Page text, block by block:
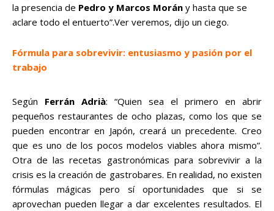
la presencia de Pedro y Marcos Morán y hasta que se
aclare todo el entuerto”.Ver veremos, dijo un ciego.
Fórmula para sobrevivir: entusiasmo y pasión por el
trabajo
Según Ferrán Adrià: “Quien sea el primero en abrir
pequeños restaurantes de ocho plazas, como los que se
pueden encontrar en Japón, creará un precedente. Creo
que es uno de los pocos modelos viables ahora mismo”.
Otra de las recetas gastronómicas para sobrevivir a la
crisis es la creación de gastrobares. En realidad, no existen
fórmulas mágicas pero sí oportunidades que si se
aprovechan pueden llegar a dar excelentes resultados. El